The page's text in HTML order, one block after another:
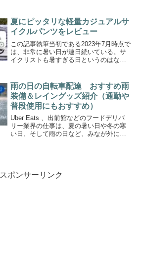
にシューズをはめ込んで使う「ビンディ
ングシューズ」がお馴染みか...
夏にピッタリな軽量カジュアルサ
イクルパンツをレビュー
この記事執筆当初である2023年7月時点で
は、非常に暑い日が連日続いている。サ
イクリストも暑すぎる日というのはなか
ルウェアというのはたくさん売られてい
る。私の場合、全身...
雨の日の自転車配達 おすすめ雨
装備＆レイングッズ紹介（通勤や
普段使用にもおすすめ）
Uber Eats 、出前館などのフードデリバ
リー業界の仕事は、夏の暑い日や冬の寒
い日、そして雨の日など、みなが外に出
スポンサーリンク